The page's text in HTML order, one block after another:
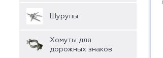
Шурупы
Хомуты для
дорожных знаков